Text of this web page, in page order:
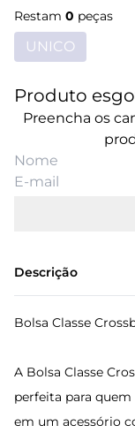
Restam 0 peças
UNICO
Produto
Preencha os
Descrição
Bolsa Classe
A Bolsa Classe
perfeita para
em um acessório